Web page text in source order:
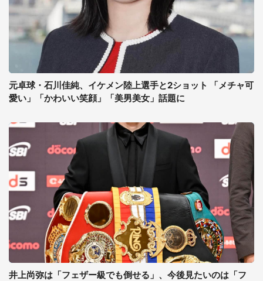
元卓球・石川佳純、イケメン陸上選手と2ショット 「メチャ可
愛い」「かわいい笑顔」「美男美女」話題に
井上尚弥は「フェザー級でも倒せる」、今後見たいのは「フ